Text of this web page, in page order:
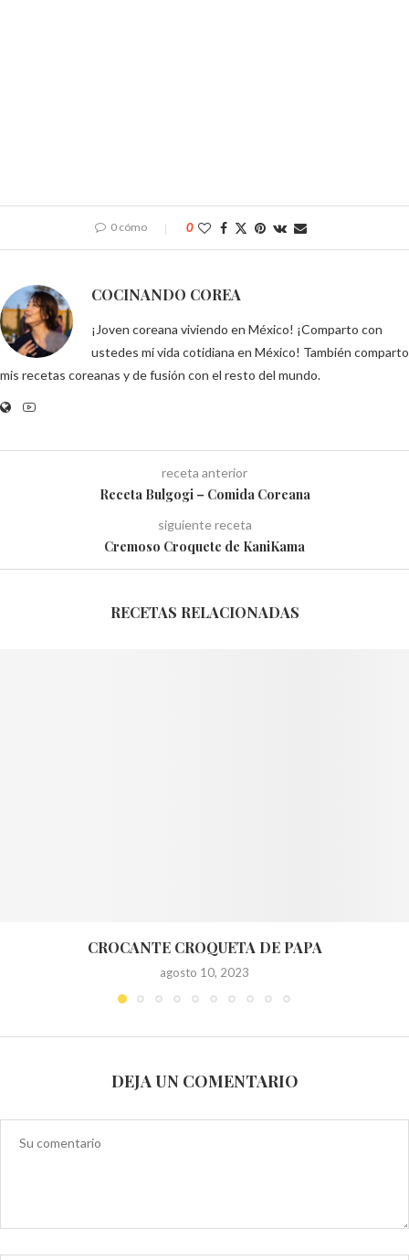
0 cómo 0
COCINANDO COREA
¡Joven coreana viviendo en México! ¡Comparto con
ustedes mi vida cotidiana en México! También comparto
mis recetas coreanas y de fusión con el resto del mundo.
receta anterior
Receta Bulgogi – Comida Coreana
siguiente receta
Cremoso Croquete de KaniKama
RECETAS RELACIONADAS
CROCANTE CROQUETA DE PAPA
agosto 10, 2023
DEJA UN COMENTARIO